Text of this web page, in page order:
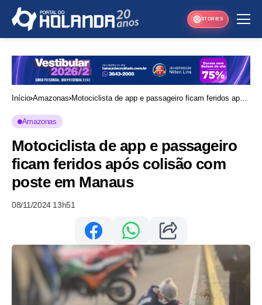
STORIES
Início Amazonas Motociclista de app e passageiro ficam feridos após
Amazonas
Motociclista de app e passageiro
ficam feridos após colisão com
poste em Manaus
08/11/2024 13h51